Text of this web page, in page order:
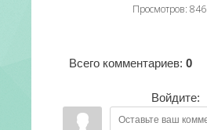
Просмотров: 846
Всего комментариев: 0
Войдите: